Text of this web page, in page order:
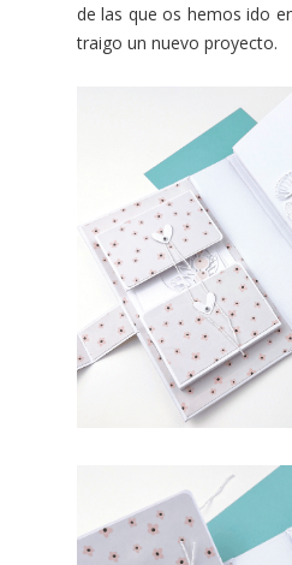
de las que os hemos ido
traigo un nuevo proyecto.